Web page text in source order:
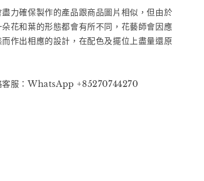
力確保製作的產品跟商品圖片相似，但由於
花和葉的形態都會有所不同，花藝師會因應
作出相應的設計，在配色及擺位上盡量還原
客服：WhatsApp +85270744270